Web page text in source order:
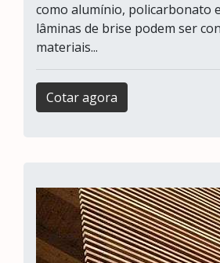
como alumínio, policarbonato
lâminas de brise podem ser
materiais...
Cotar agora